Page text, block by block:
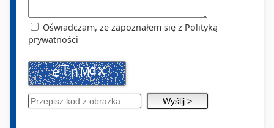
Oświadczam, że zapoznałem się z Polityką
prywatności